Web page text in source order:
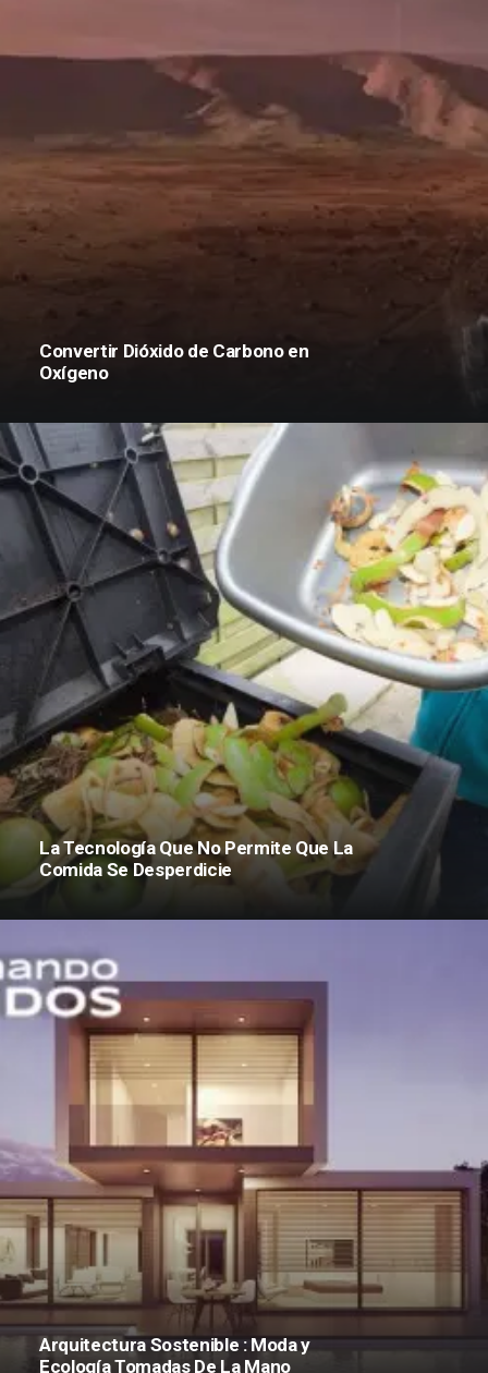
Convertir Dióxido de Carbono en
Oxígeno
La Tecnología Que No Permite Que La
Comida Se Desperdicie
Arquitectura Sostenible : Moda y
Ecología Tomadas De La Mano